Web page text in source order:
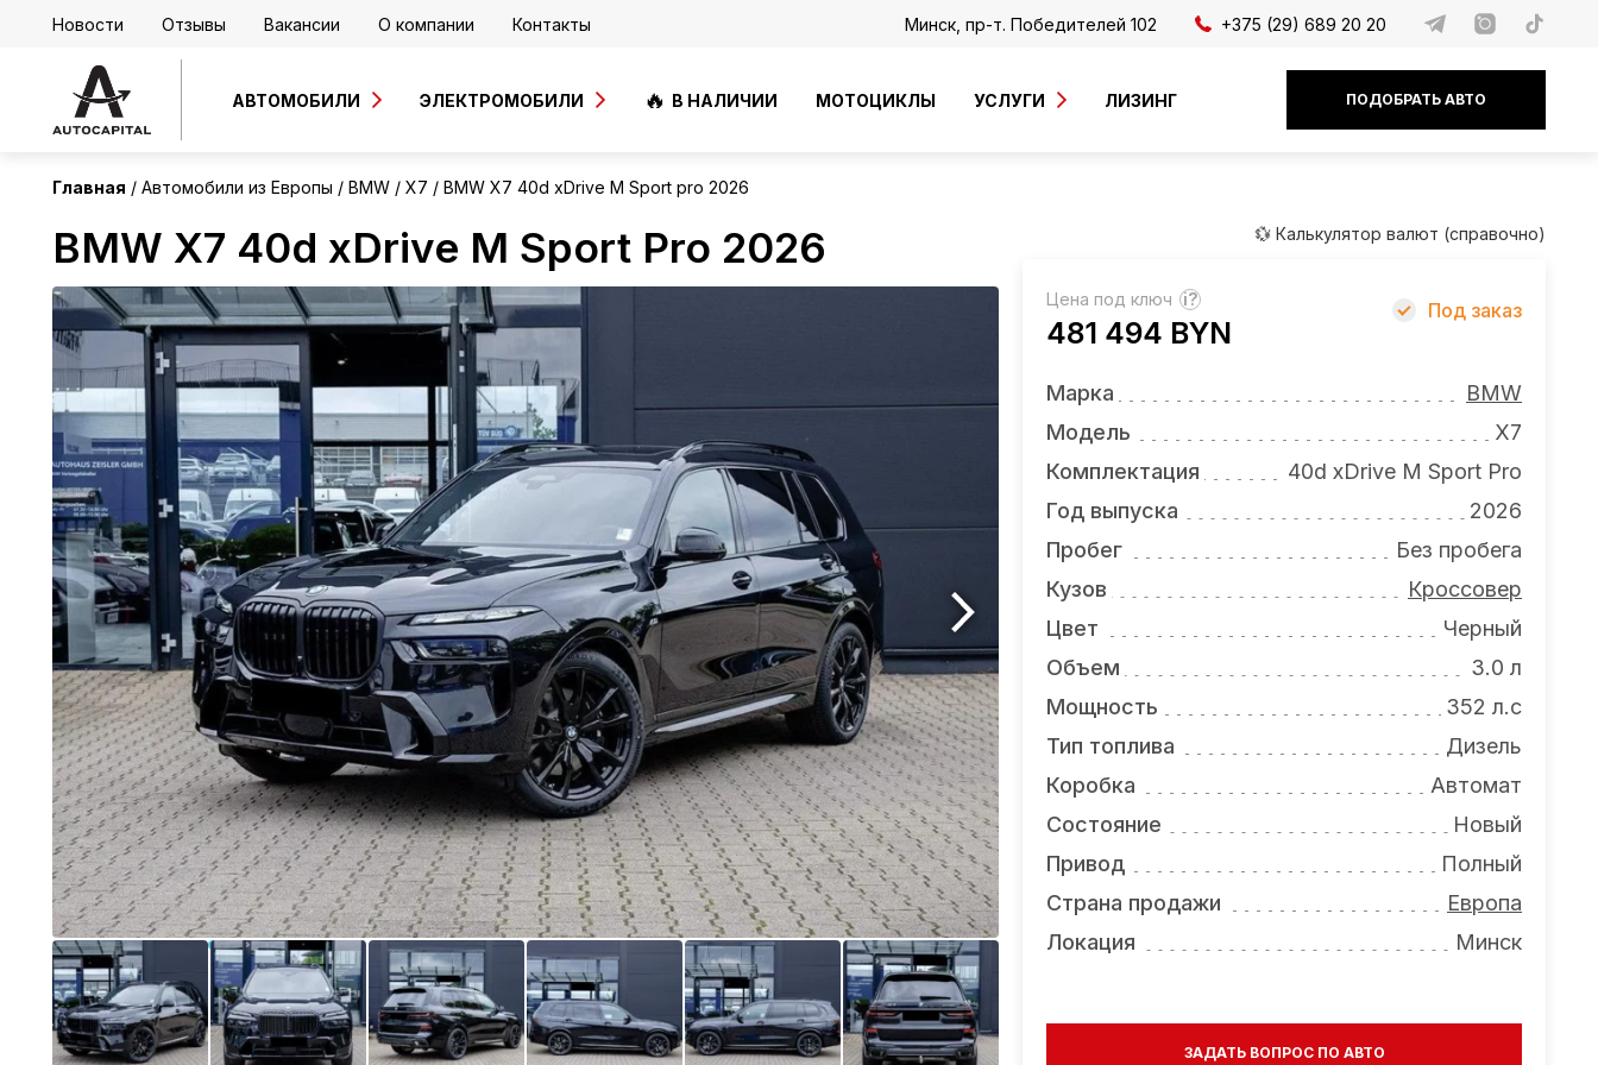
Новости Отзывы Вакансии О компании Контакты Минск, пр-т. Победителей 102 +375 (29) 689 20 20
АВТОМОБИЛИ ЭЛЕКТРОМОБИЛИ В НАЛИЧИИ МОТОЦИКЛЫ УСЛУГИ ЛИЗИНГ ПОДОБРАТЬ АВТО
Главная Автомобили из Европы BMW X7 BMW X7 40d xDrive M Sport pro 2026
BMW X7 40d xDrive M Sport Pro 2026
Европа
💱 Калькулятор валют (справочно)
Цена под ключ ?
481 494 BYN
Под заказ
Марка
BMW
Модель
X7
Комплектация
40d xDrive M Sport Pro
Год выпуска
2026
Пробег
Без пробега
Кузов
Кроссовер
Цвет
Черный
Объем
3.0 л
Мощность
352 л.с
Тип топлива
Дизель
Коробка
Автомат
Состояние
Новый
Привод
Полный
Страна продажи
Европа
Локация
Минск
ЗАДАТЬ ВОПРОС ПО АВТО